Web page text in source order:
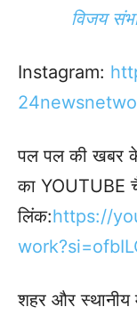
विजय
Instagram:
पल पल की खबर
का YOUTUBE
लिंक:https://
शहर और स्थानीय